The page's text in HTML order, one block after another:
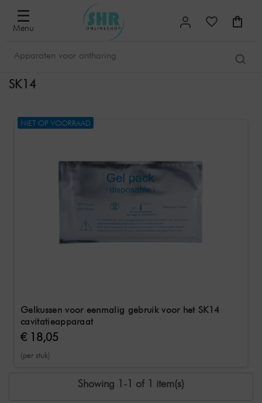
☰
Menu
SK14
NIET OP VOORRAAD
Gelkussen voor eenmalig gebruik voor het SK14
cavitatieapparaat
€ 18,05
(per stuk)
Showing 1-1 of 1 item(s)